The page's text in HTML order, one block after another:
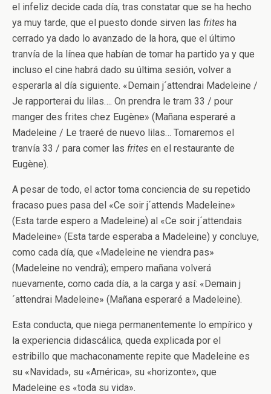
el infeliz decide cada día, tras constatar que se ha hecho
ya muy tarde, que el puesto donde sirven las frites ha
cerrado ya dado lo avanzado de la hora, que el último
tranvía de la línea que habían de tomar ha partido ya y que
incluso el cine habrá dado su última sesión, volver a
esperarla al día siguiente. «Demain j´attendrai Madeleine /
Je rapporterai du lilas…. On prendra le tram 33 / pour
manger des frites chez Eugène» (Mañana esperaré a
Madeleine / Le traeré de nuevo lilas… Tomaremos el
tranvía 33 / para comer las frites en el restaurante de
Eugène).
A pesar de todo, el actor toma conciencia de su repetido
fracaso pues pasa del «Ce soir j´attends Madeleine»
(Esta tarde espero a Madeleine) al «Ce soir j´attendais
Madeleine» (Esta tarde esperaba a Madeleine) y concluye,
como cada día, que «Madeleine ne viendra pas»
(Madeleine no vendrá); empero mañana volverá
nuevamente, como cada día, a la carga y así: «Demain j
´attendrai Madeleine» (Mañana esperaré a Madeleine).
Esta conducta, que niega permanentemente lo empírico y
la experiencia didascálica, queda explicada por el
estribillo que machaconamente repite que Madeleine es
su «Navidad», su «América», su «horizonte», que
Madeleine es «toda su vida».